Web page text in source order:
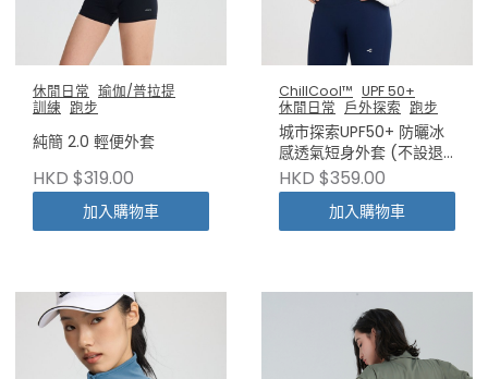
休閒日常 瑜伽/普拉提
訓練 跑步
純簡 2.0 輕便外套
HKD $319.00
加入購物車
ChillCool™ UPF 50+
休閒日常 戶外探索 跑步
城市探索UPF50+ 防曬冰
感透氣短身外套 (不設退
換)
HKD $359.00
加入購物車